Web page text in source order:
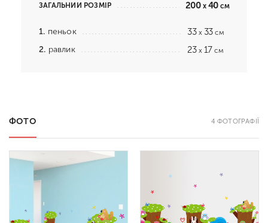
ЗАГАЛЬНИЙ РОЗМІР 200 x40 см
1. пеньок 33 x 33 см
2. равлик 23 x 17 см
ФОТО 4 ФОТОГРАФІЇ